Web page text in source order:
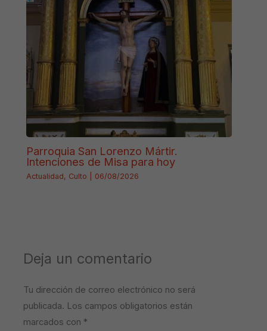
Parroquia San Lorenzo Mártir.
Intenciones de Misa para hoy
Actualidad, Culto 06/08/2026
Deja un comentario
Tu dirección de correo electrónico no será
publicada. Los campos obligatorios están
marcados con *